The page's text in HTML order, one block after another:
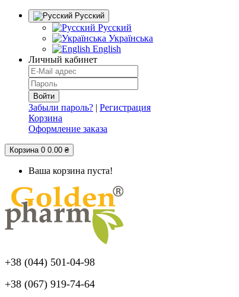
Русский
Русский
Українська
English
Личный кабинет
Забыли пароль? | Регистрация
Корзина
Оформление заказа
Корзина 0 0.00 ₴
Ваша корзина пуста!
+38 (044) 501-04-98
+38 (067) 919-74-64